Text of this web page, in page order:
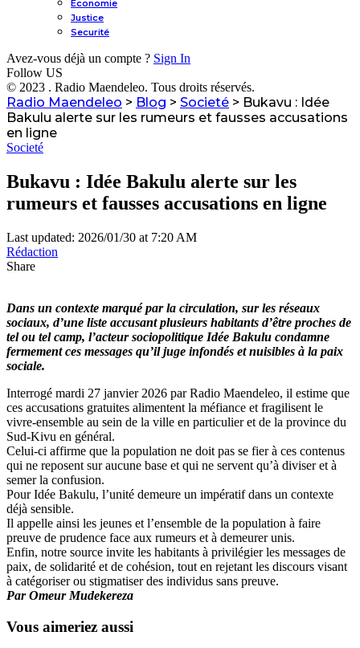
Economie
Justice
Securité
Avez-vous déjà un compte ? Sign In
Follow US
© 2023 . Radio Maendeleo. Tous droits réservés.
Radio Maendeleo > Blog > Societé > Bukavu : Idée
Bakulu alerte sur les rumeurs et fausses accusations
en ligne
Societé
Bukavu : Idée Bakulu alerte sur les
rumeurs et fausses accusations en ligne
Last updated: 2026/01/30 at 7:20 AM
Rédaction
Share
Dans un contexte marqué par la circulation, sur les réseaux
sociaux, d’une liste accusant plusieurs habitants d’être proches de
tel ou tel camp, l’acteur sociopolitique Idée Bakulu condamne
fermement ces messages qu’il juge infondés et nuisibles à la paix
sociale.
Interrogé mardi 27 janvier 2026 par Radio Maendeleo, il estime que
ces accusations gratuites alimentent la méfiance et fragilisent le
vivre-ensemble au sein de la ville en particulier et de la province du
Sud-Kivu en général.
Celui-ci affirme que la population ne doit pas se fier à ces contenus
qui ne reposent sur aucune base et qui ne servent qu’à diviser et à
semer la confusion.
Pour Idée Bakulu, l’unité demeure un impératif dans un contexte
déjà sensible.
Il appelle ainsi les jeunes et l’ensemble de la population à faire
preuve de prudence face aux rumeurs et à demeurer unis.
Enfin, notre source invite les habitants à privilégier les messages de
paix, de solidarité et de cohésion, tout en rejetant les discours visant
à catégoriser ou stigmatiser des individus sans preuve.
Par Omeur Mudekereza
Vous aimeriez aussi